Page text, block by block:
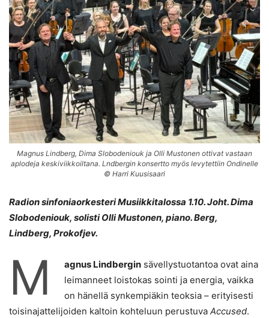
Magnus Lindberg, Dima Slobodeniouk ja Olli Mustonen ottivat vastaan
aplodeja keskiviikkoiltana. Lndbergin konsertto myös levytettiin Ondinelle
© Harri Kuusisaari
Radion sinfoniaorkesteri Musiikkitalossa 1.10. Joht. Dima
Slobodeniouk, solisti Olli Mustonen, piano. Berg,
Lindberg, Prokofjev.
M agnus Lindbergin sävellystuotantoa ovat aina
leimanneet loistokas sointi ja energia, vaikka
on hänellä synkempiäkin teoksia – erityisesti
toisinajattelijoiden kaltoin kohteluun perustuva Accused.